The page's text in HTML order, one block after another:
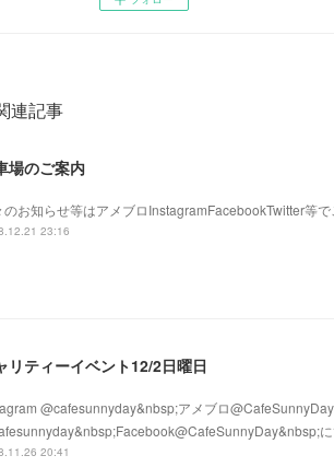
連記事
場のご案内
のお知らせ等はアメブロInstagramFacebookTwitter等で
23:16
リティーイベント12/2日曜日
@cafesunnyday&nbsp;アメブロ
20:41